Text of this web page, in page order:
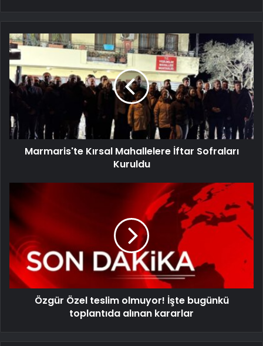
Marmaris'te Kırsal Mahallelere İftar Sofraları
Kuruldu
Özgür Özel teslim olmuyor! İşte bugünkü
toplantıda alınan kararlar